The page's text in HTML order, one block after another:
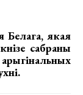
Белага, якая
сабраны